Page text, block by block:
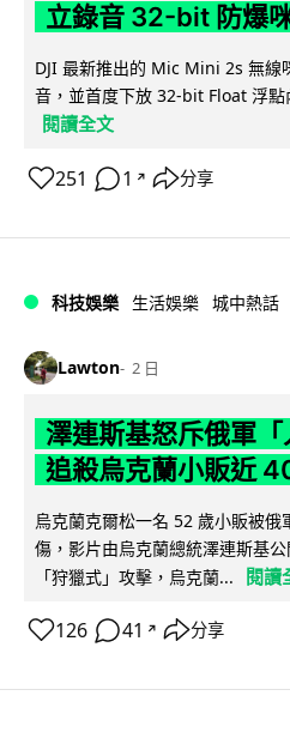
立錄音 32-bit 防爆
DJI 最新推出的 Mic Mini 2s 無線
音，並首度下放 32-bit Float 浮
閱讀全文
251 1 ↗ 分享
科技娛樂 生活娛樂 城中熱話
Lawton 2 日
澤連斯基怒斥俄軍
追殺烏克蘭小販近
烏克蘭克爾松一名 52 歲小販被
傷，影片由烏克蘭總統澤連斯基
「狩獵式」攻擊，烏克蘭...
閱讀
126 41 ↗ 分享